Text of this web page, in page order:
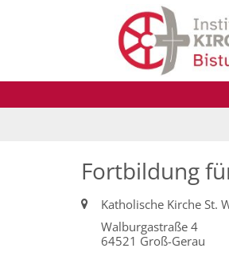
Fortbildung
Ort: Katholische Kirche St.
Walburgastraße 4
64521 Groß-Gerau